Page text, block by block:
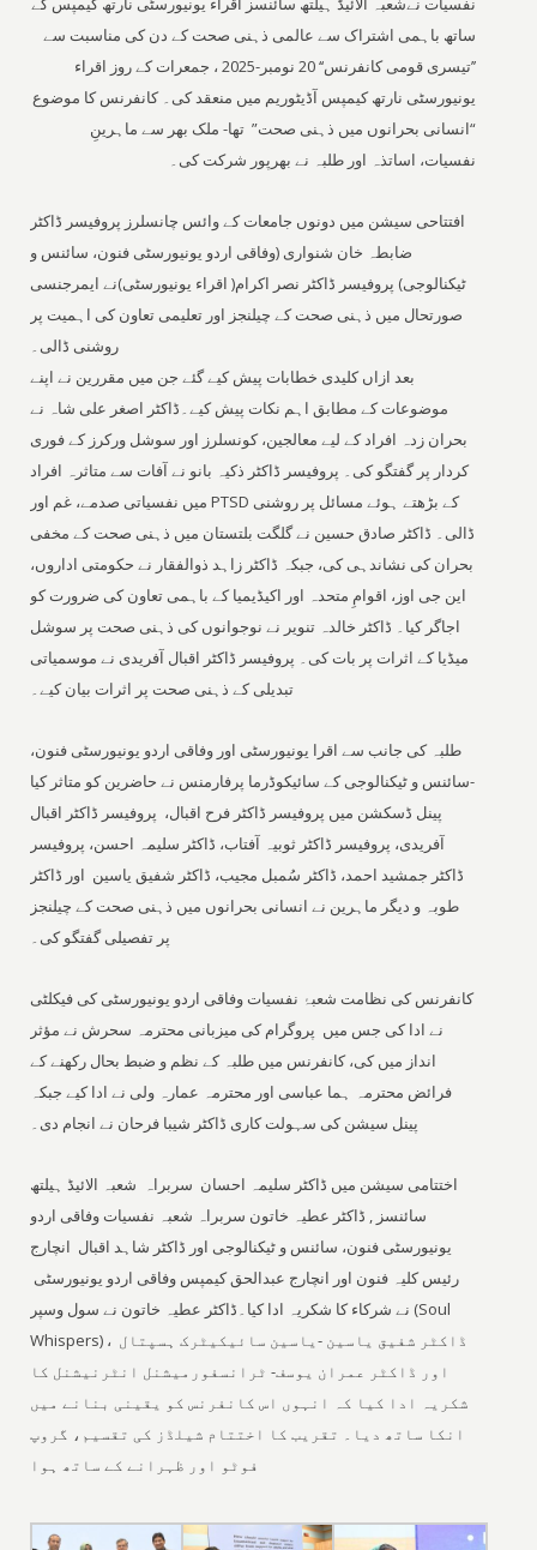
ساتھ باہمی اشتراک سے عالمی ذہنی صحت کے دن کی مناسبت سے
’’تیسری قومی کانفرنس‘‘ 20 نومبر-2025 ، جمعرات کے روز اقراء
یونیورسٹی نارتھ کیمپس آڈیٹوریم میں منعقد کی۔ کانفرنس کا موضوع
“انسانی بحرانوں میں ذہنی صحت” تھا- ملک بھر سے ماہرینِ
نفسیات، اساتذہ اور طلبہ نے بھرپور شرکت کی۔
افتتاحی سیشن میں دونوں جامعات کے وائس چانسلرز پروفیسر ڈاکٹر
ضابطہ خان شنواری (وفاقی اردو یونیورسٹی فنون، سائنس و
ٹیکنالوجی) پروفیسر ڈاکٹر نصر اکرام( اقراء یونیورسٹی)نے ایمرجنسی
صورتحال میں ذہنی صحت کے چیلنجز اور تعلیمی تعاون کی اہمیت پر
روشنی ڈالی۔
بعد ازاں کلیدی خطابات پیش کیے گئے جن میں مقررین نے اپنے
موضوعات کے مطابق اہم نکات پیش کیے۔ڈاکٹر اصغر علی شاہ نے
بحران زدہ افراد کے لیے معالجین، کونسلرز اور سوشل ورکرز کے فوری
کردار پر گفتگو کی۔ پروفیسر ڈاکٹر ذکیہ بانو نے آفات سے متاثرہ افراد
میں نفسیاتی صدمے، غم اور PTSD کے بڑھتے ہوئے مسائل پر روشنی
ڈالی۔ ڈاکٹر صادق حسین نے گلگت بلتستان میں ذہنی صحت کے مخفی
بحران کی نشاندہی کی، جبکہ ڈاکٹر زاہد ذوالفقار نے حکومتی اداروں،
این جی اوز، اقوامِ متحدہ اور اکیڈیمیا کے باہمی تعاون کی ضرورت کو
اجاگر کیا۔ ڈاکٹر خالدہ تنویر نے نوجوانوں کی ذہنی صحت پر سوشل
میڈیا کے اثرات پر بات کی۔ پروفیسر ڈاکٹر اقبال آفریدی نے موسمیاتی
تبدیلی کے ذہنی صحت پر اثرات بیان کیے۔
طلبہ کی جانب سے اقرا یونیورسٹی اور وفاقی اردو یونیورسٹی فنون،
سائنس و ٹیکنالوجی کے سائیکوڈرما پرفارمنس نے حاضرین کو متاثر کیا-
پینل ڈسکشن میں پروفیسر ڈاکٹر فرح اقبال، پروفیسر ڈاکٹر اقبال
آفریدی، پروفیسر ڈاکٹر ثوبیہ آفتاب، ڈاکٹر سلیمہ احسن، پروفیسر
ڈاکٹر جمشید احمد، ڈاکٹر سُمبل مجیب، ڈاکٹر شفیق یاسین اور ڈاکٹر
طوبہ و دیگر ماہرین نے انسانی بحرانوں میں ذہنی صحت کے چیلنجز
پر تفصیلی گفتگو کی۔
کانفرنس کی نظامت شعبۂ نفسیات وفاقی اردو یونیورسٹی کی فیکلٹی
نے ادا کی جس میں پروگرام کی میزبانی محترمہ سحرش نے مؤثر
انداز میں کی، کانفرنس میں طلبہ کے نظم و ضبط بحال رکھنے کے
فرائض محترمہ ہما عباسی اور محترمہ عمارہ ولی نے ادا کیے جبکہ
پینل سیشن کی سہولت کاری ڈاکٹر شیبا فرحان نے انجام دی۔
اختتامی سیشن میں ڈاکٹر سلیمہ احسان سربراہ شعبہ الائیڈ ہیلتھ
سائنسز , ڈاکٹر عطیہ خاتون سربراہ شعبہ نفسیات وفاقی اردو
یونیورسٹی فنون، سائنس و ٹیکنالوجی اور ڈاکٹر شاہد اقبال انچارج
رئیس کلیہ فنون اور انچارج عبدالحق کیمپس وفاقی اردو یونیورسٹی
نے شرکاء کا شکریہ ادا کیا۔ڈاکٹر عطیہ خاتون نے سول وسپر (Soul
Whispers) ، ڈاکٹر شفیق یاسین -یاسین سائیکیٹرک ہسپتال
اور ڈاکٹر عمران یوسف- ٹرانسفورمیشنل انٹرنیشنل کا
شکریہ ادا کیا کہ انہوں اس کانفرنس کو یقینی بنانے میں
انکا ساتھ دیا۔ تقریب کا اختتام شیلڈز کی تقسیم، گروپ
فوٹو اور ظہرانے کے ساتھ ہوا